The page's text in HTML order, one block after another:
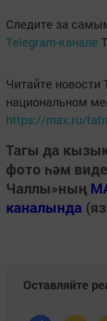
Следите за
Telegram-канале
Читайте новости
национальном
https://max.ru/
Тагы да
фото һәм
Чаллы»ның
каналында
Оставляйте